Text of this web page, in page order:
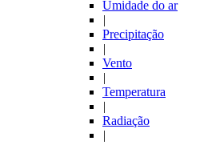
Umidade do ar
|
Precipitação
|
Vento
|
Temperatura
|
Radiação
|